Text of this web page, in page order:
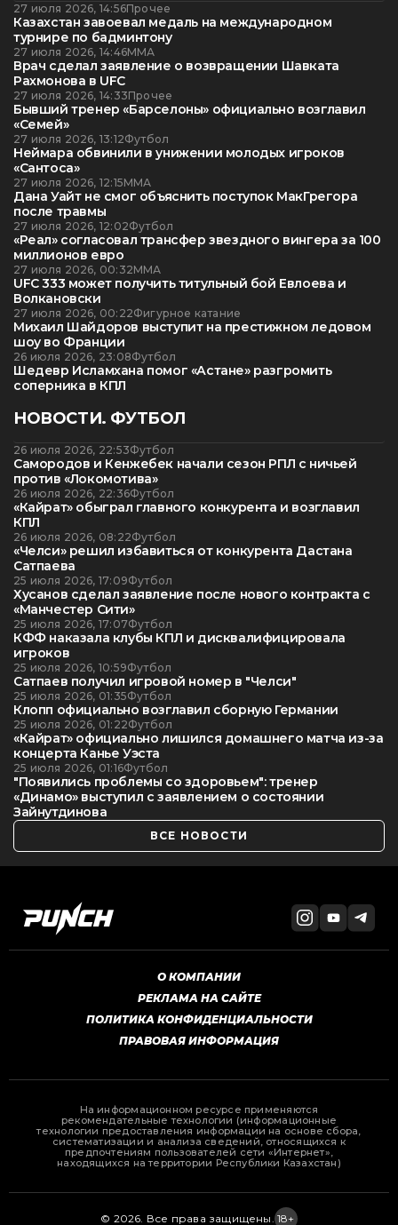
27 июля 2026, 14:56Прочее
Казахстан завоевал медаль на международном
турнире по бадминтону
27 июля 2026, 14:46ММА
Врач сделал заявление о возвращении Шавката
Рахмонова в UFC
27 июля 2026, 14:33Прочее
Бывший тренер «Барселоны» официально возглавил
«Семей»
27 июля 2026, 13:12Футбол
Неймара обвинили в унижении молодых игроков
«Сантоса»
27 июля 2026, 12:15ММА
Дана Уайт не смог объяснить поступок МакГрегора
после травмы
27 июля 2026, 12:02Футбол
«Реал» согласовал трансфер звездного вингера за 100
миллионов евро
27 июля 2026, 00:32ММА
UFC 333 может получить титульный бой Евлоева и
Волкановски
27 июля 2026, 00:22Фигурное катание
Михаил Шайдоров выступит на престижном ледовом
шоу во Франции
26 июля 2026, 23:08Футбол
Шедевр Исламхана помог «Астане» разгромить
соперника в КПЛ
НОВОСТИ. ФУТБОЛ
26 июля 2026, 22:53Футбол
Самородов и Кенжебек начали сезон РПЛ с ничьей
против «Локомотива»
26 июля 2026, 22:36Футбол
«Кайрат» обыграл главного конкурента и возглавил
КПЛ
26 июля 2026, 08:22Футбол
«Челси» решил избавиться от конкурента Дастана
Сатпаева
25 июля 2026, 17:09Футбол
Хусанов сделал заявление после нового контракта с
«Манчестер Сити»
25 июля 2026, 17:07Футбол
КФФ наказала клубы КПЛ и дисквалифицировала
игроков
25 июля 2026, 10:59Футбол
Сатпаев получил игровой номер в "Челси"
25 июля 2026, 01:35Футбол
Клопп официально возглавил сборную Германии
25 июля 2026, 01:22Футбол
«Кайрат» официально лишился домашнего матча из-за
концерта Канье Уэста
25 июля 2026, 01:16Футбол
"Появились проблемы со здоровьем": тренер
«Динамо» выступил с заявлением о состоянии
Зайнутдинова
ВСЕ НОВОСТИ
О КОМПАНИИ
РЕКЛАМА НА САЙТЕ
ПОЛИТИКА КОНФИДЕНЦИАЛЬНОСТИ
ПРАВОВАЯ ИНФОРМАЦИЯ
На информационном ресурсе применяются
рекомендательные технологии (информационные
технологии предоставления информации на основе сбора,
систематизации и анализа сведений, относящихся к
предпочтениям пользователей сети «Интернет»,
находящихся на территории Республики Казахстан)
© 2026. Все права защищены. 18+